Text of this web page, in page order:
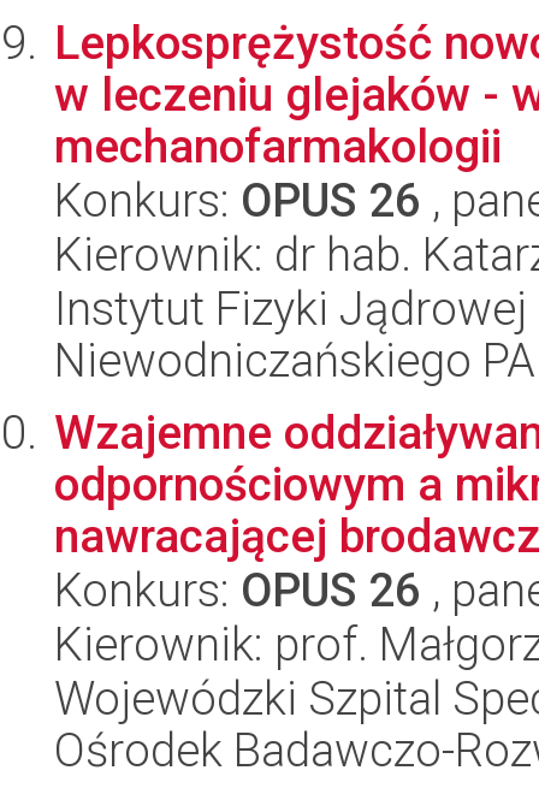
Lepkosprężystość
w leczeniu glejaków -
mechanofarmakologii
Konkurs: OPUS 26 ,
Kierownik: dr hab.
Instytut Fizyki
Niewodniczańskiego
Wzajemne
odpornościowym a
nawracającej
Konkurs: OPUS 26 ,
Kierownik: prof.
Wojewódzki Szpital
Ośrodek Badawczo-